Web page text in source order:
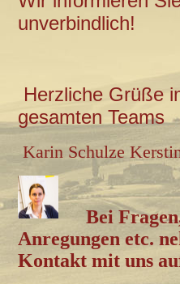
unverbindlich!
Herzliche Grüße
gesamten Teams
Karin Schulze
Bei
Anregungen etc.
Kontakt mit uns